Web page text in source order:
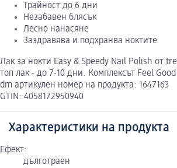
Трайност до 6 дни
Незабавен блясък
Лесно нанасяне
Заздравява и подхранва ноктите
Лак за нокти Easy & Speedy Nail Polish от
топ лак - до 7-10 дни. Комплексът Feel
dm артикулен номер на продукта: 1647163
GTIN: 4058172950940
Характеристики на продукта
Ефект:
дълготраен